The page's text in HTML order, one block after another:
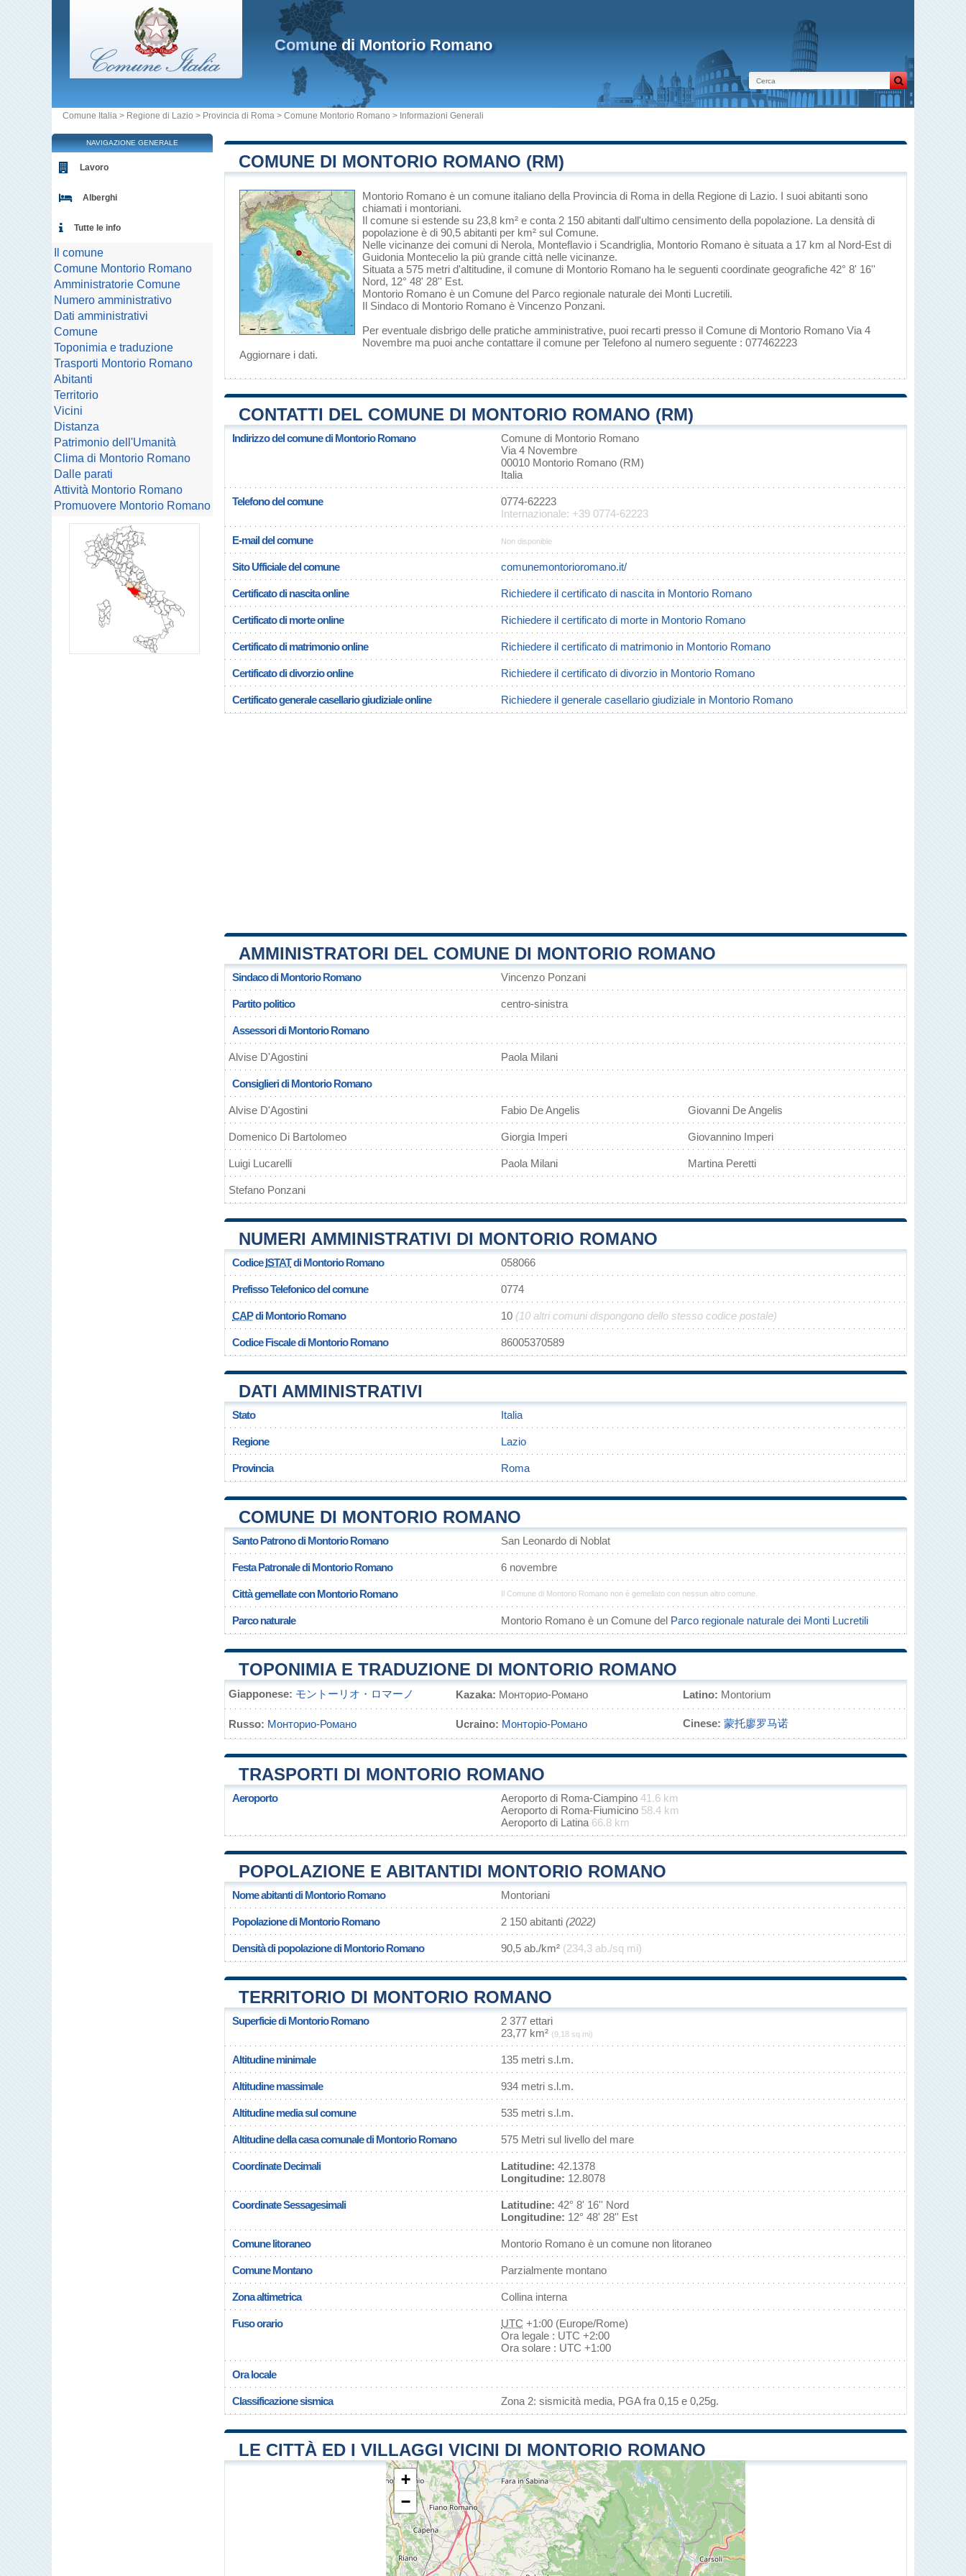
Comunedi Montorio Romano
Comune Italia > Regione di Lazio > Provincia di Roma > Comune Montorio Romano > Informazioni Generali
COMUNE DI MONTORIO ROMANO (RM)
Montorio Romano è un comune italiano della Provincia di Roma in della Regione di Lazio. I suoi abitanti sono
chiamati i montoriani.
Il comune si estende su 23,8 km² e conta 2 150 abitanti dall'ultimo censimento della popolazione. La densità di
popolazione è di 90,5 abitanti per km² sul Comune.
Nelle vicinanze dei comuni di Nerola, Monteflavio i Scandriglia, Montorio Romano è situata a 17 km al Nord-Est di
Guidonia Montecelio la più grande città nelle vicinanze.
Situata a 575 metri d'altitudine, il comune di Montorio Romano ha le seguenti coordinate geografiche 42° 8' 16''
Nord, 12° 48' 28'' Est.
Montorio Romano è un Comune del Parco regionale naturale dei Monti Lucretili.
Il Sindaco di Montorio Romano è Vincenzo Ponzani.
Per eventuale disbrigo delle pratiche amministrative, puoi recarti presso il Comune di Montorio Romano Via 4
Novembre ma puoi anche contattare il comune per Telefono al numero seguente : 077462223
Aggiornare i dati.
CONTATTI DEL COMUNE DI MONTORIO ROMANO (RM)
Indirizzo del comune di Montorio Romano
Comune di Montorio Romano
Via 4 Novembre
00010 Montorio Romano (RM)
Italia
Telefono del comune
0774-62223
Internazionale: +39 0774-62223
E-mail del comune Non disponible
Sito Ufficiale del comune comunemontorioromano.it/
Certificato di nascita online Richiedere il certificato di nascita in Montorio Romano
Certificato di morte online Richiedere il certificato di morte in Montorio Romano
Certificato di matrimonio online Richiedere il certificato di matrimonio in Montorio Romano
Certificato di divorzio online Richiedere il certificato di divorzio in Montorio Romano
Certificato generale casellario giudiziale online Richiedere il generale casellario giudiziale in Montorio Romano
AMMINISTRATORI DEL COMUNE DI MONTORIO ROMANO
Sindaco di Montorio Romano Vincenzo Ponzani
Partito politico centro-sinistra
Assessori di Montorio Romano
Alvise D'Agostini Paola Milani
Consiglieri di Montorio Romano
Alvise D'Agostini Fabio De Angelis Giovanni De Angelis
Domenico Di Bartolomeo Giorgia Imperi Giovannino Imperi
Luigi Lucarelli Paola Milani Martina Peretti
Stefano Ponzani
NUMERI AMMINISTRATIVI DI MONTORIO ROMANO
CodiceISTATdi Montorio Romano 058066
Prefisso Telefonico del comune 0774
CAPdi Montorio Romano 10 (10 altri comuni dispongono dello stesso codice postale)
Codice Fiscale di Montorio Romano 86005370589
DATI AMMINISTRATIVI
Stato Italia
Regione Lazio
Provincia Roma
COMUNE DI MONTORIO ROMANO
Santo Patrono di Montorio Romano San Leonardo di Noblat
Festa Patronale di Montorio Romano 6 novembre
Città gemellate con Montorio Romano Il Comune di Montorio Romano non è gemellato con nessun altro comune.
Parco naturale Montorio Romano è un Comune del Parco regionale naturale dei Monti Lucretili
TOPONIMIA E TRADUZIONE DI MONTORIO ROMANO
Giapponese: モントーリオ・ロマーノ Kazaka: Монторио-Романо Latino: Montorium
Russo: Монторио-Романо Ucraino: Монторіо-Романо Cinese: 蒙托廖罗马诺
TRASPORTI DI MONTORIO ROMANO
Aeroporto Aeroporto di Roma-Ciampino 41.6 km
Aeroporto di Roma-Fiumicino 58.4 km
Aeroporto di Latina 66.8 km
POPOLAZIONE E ABITANTIDI MONTORIO ROMANO
Nome abitanti di Montorio Romano Montoriani
Popolazione di Montorio Romano 2 150 abitanti (2022)
Densità di popolazione di Montorio Romano 90,5 ab./km² (234,3 ab./sq mi)
TERRITORIO DI MONTORIO ROMANO
Superficie di Montorio Romano
2 377 ettari
23,77 km² (9,18 sq mi)
Altitudine minimale 135 metri s.l.m.
Altitudine massimale 934 metri s.l.m.
Altitudine media sul comune 535 metri s.l.m.
Altitudine della casa comunale di Montorio Romano 575 Metri sul livello del mare
Coordinate Decimali Latitudine: 42.1378
Longitudine: 12.8078
Coordinate Sessagesimali Latitudine: 42° 8' 16'' Nord
Longitudine: 12° 48' 28'' Est
Comune litoraneo Montorio Romano è un comune non litoraneo
Comune Montano Parzialmente montano
Zona altimetrica Collina interna
Fuso orario UTC +1:00 (Europe/Rome)
Ora legale : UTC +2:00
Ora solare : UTC +1:00
Ora locale
Classificazione sismica Zona 2: sismicità media, PGA fra 0,15 e 0,25g.
LE CITTÀ ED I VILLAGGI VICINI DI MONTORIO ROMANO
+
−
NAVIGAZIONE GENERALE
Lavoro
Alberghi
Tutte le info
Il comune
Comune Montorio Romano
Amministratorie Comune
Numero amministrativo
Dati amministrativi
Comune
Toponimia e traduzione
Trasporti Montorio Romano
Abitanti
Territorio
Vicini
Distanza
Patrimonio dell'Umanità
Clima di Montorio Romano
Dalle parati
Attività Montorio Romano
Promuovere Montorio Romano